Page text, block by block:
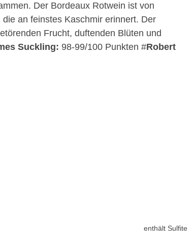
Der Bordeaux Rotwein ist von
an feinstes Kaschmir erinnert. Der
Frucht, duftenden Blüten und
Suckling: 98-99/100 Punkten #Robert
enthält Sulfite